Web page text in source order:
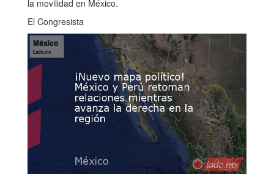
la movilidad en México.
El Congresista